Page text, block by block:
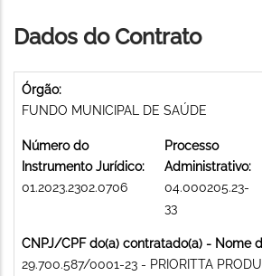
Dados do Contrato
Órgão:
FUNDO MUNICIPAL DE SAÚDE
Número do
Instrumento Jurídico:
01.2023.2302.0706
Processo
Administrativo:
04.000205.23-
33
CNPJ/CPF do(a) contratado(a) - Nome
29.700.587/0001-23 - PRIORITTA